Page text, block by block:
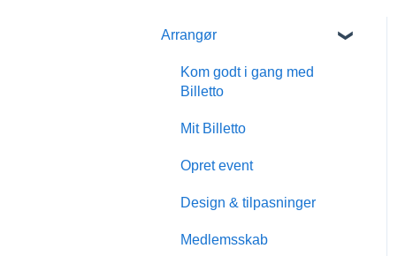
Arrangør
Kom godt i gang med
Billetto
Mit Billetto
Opret event
Design & tilpasninger
Medlemsskab